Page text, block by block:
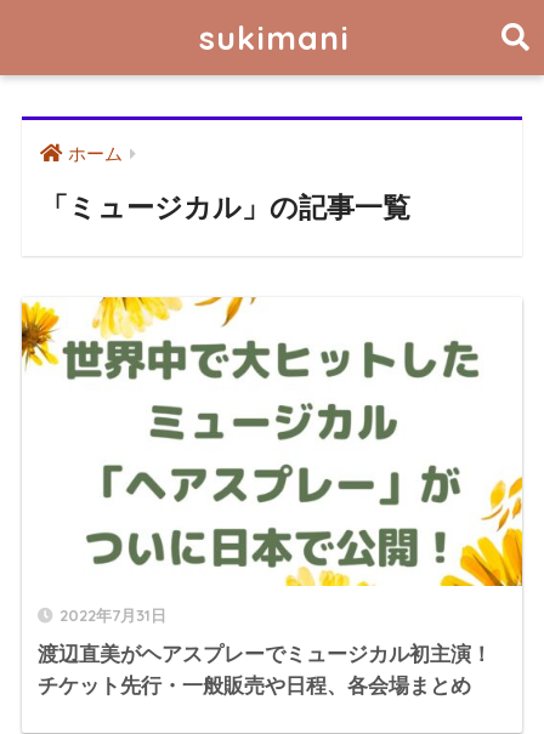
sukimani
ホーム
「ミュージカル」の記事一覧
2022年7月31日
渡辺直美がヘアスプレーでミュージカル初主演！
チケット先行・一般販売や日程、各会場まとめ